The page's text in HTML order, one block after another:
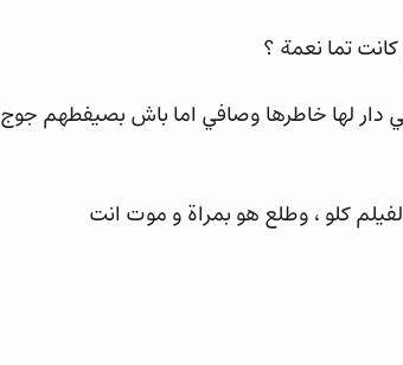
تما نعمة ؟
دار لها خاطرها وصافي اما باش بصيفطهم جوج
كلو ، وطلع هو بمراة و موت انت